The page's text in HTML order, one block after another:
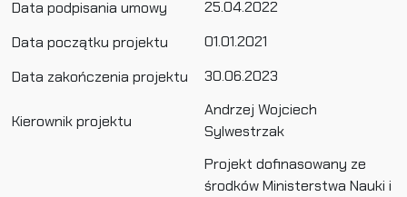
Data podpisania umowy
25.04.2022
Data początku projektu
01.01.2021
Data zakończenia projektu
30.06.2023
Kierownik projektu
Andrzej Wojciech
Sylwestrzak
Projekt dofinasowany ze
środków Ministerstwa Nauki i